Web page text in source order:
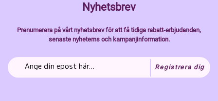
Nyhetsbrev
Prenumerera på vårt nyhetsbrev för att få tidiga rabatt-erbjudanden,
senaste nyheterns och kampanjinformation.
Registrera dig